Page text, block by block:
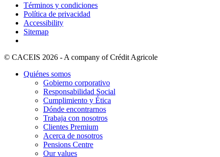
Términos y condiciones
Política de privacidad
Accessibility
Sitemap
© CACEIS 2026 - A company of Crédit Agricole
Quiénes somos
Gobierno corporativo
Responsabilidad Social
Cumplimiento y Ética
Dónde encontrarnos
Trabaja con nosotros
Clientes Premium
Acerca de nosotros
Pensions Centre
Our values